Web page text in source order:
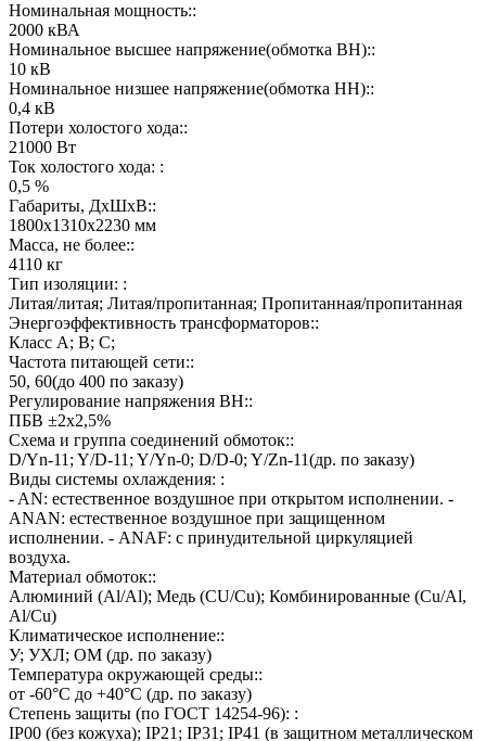
Номинальная мощность::
2000 кВА
Номинальное высшее напряжение(обмотка ВН)::
10 кВ
Номинальное низшее напряжение(обмотка НН)::
0,4 кВ
Потери холостого хода::
21000 Вт
Ток холостого хода: :
0,5 %
Габариты, ДхШхВ::
1800х1310х2230 мм
Масса, не более::
4110 кг
Тип изоляции: :
Литая/литая; Литая/пропитанная; Пропитанная/пропитанная
Энергоэффективность трансформаторов::
Класс А; В; С;
Частота питающей сети::
50, 60(до 400 по заказу)
Регулирование напряжения ВН::
ПБВ ±2х2,5%
Схема и группа соединений обмоток::
D/Yn-11; Y/D-11; Y/Yn-0; D/D-0; Y/Zn-11(др. по заказу)
Виды системы охлаждения: :
- AN: естественное воздушное при открытом исполнении. -
ANAN: естественное воздушное при защищенном
исполнении. - ANAF: с принудительной циркуляцией
воздуха.
Материал обмоток::
Алюминий (Al/Al); Медь (CU/Cu); Комбинированные (Cu/Al,
Al/Cu)
Климатическое исполнение::
У; УХЛ; ОМ (др. по заказу)
Температура окружающей среды::
от -60°C до +40°C (др. по заказу)
Степень защиты (по ГОСТ 14254-96): :
IP00 (без кожуха); IP21; IP31; IP41 (в защитном металлическом